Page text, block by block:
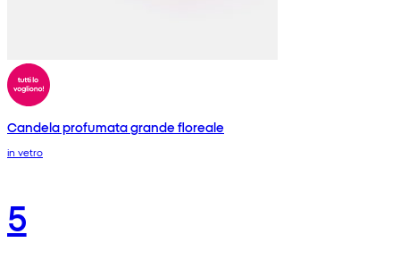
Candela profumata grande floreale
in vetro
5